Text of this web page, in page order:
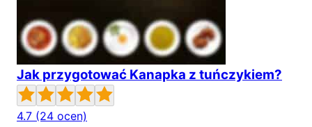
Jak przygotować Kanapka z tuńczykiem?
4.7 (24 ocen)